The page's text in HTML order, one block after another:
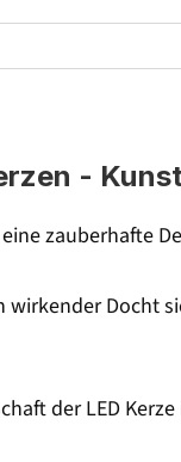
-
eine zauberhafte
wirkender Docht
der LED